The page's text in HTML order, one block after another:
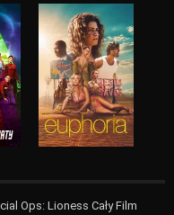
Ops: Lioness Cały Film